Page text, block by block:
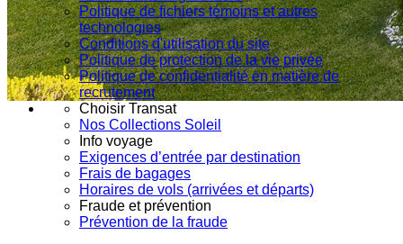
Politique de fichiers témoins et autres
technologies
Conditions d'utilisation du site
Politique de protection de la vie privée
Politique de confidentialité en matière de
recrutement
Choisir Transat
Nos Collections Soleil
Info voyage
Exigences d’entrée par destination
Frais de bagages
Horaires de vols (arrivées et départs)
Fraude et prévention
Prévention de la fraude